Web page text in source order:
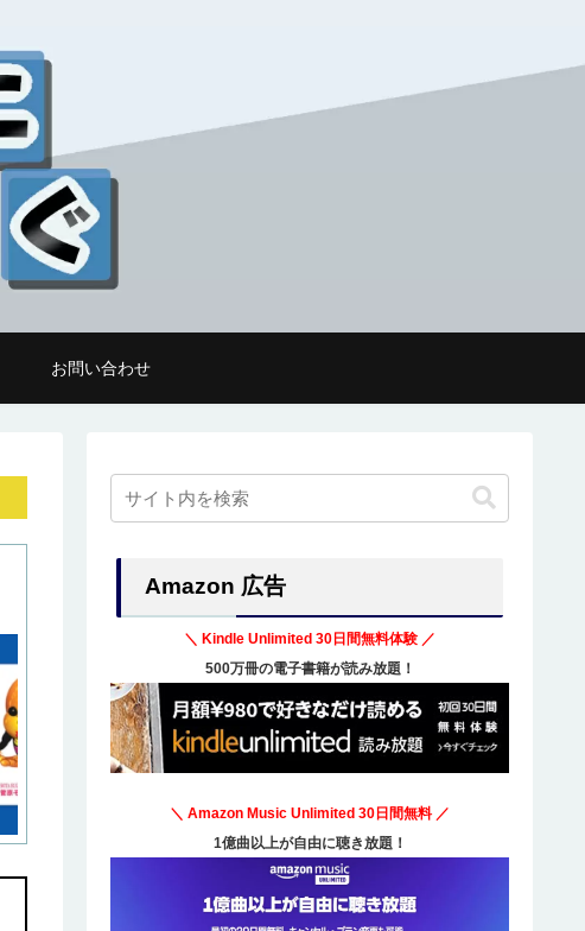
お問い合わせ
Amazon 広告
＼ Kindle Unlimited 30日間無料体験 ／
500万冊の電子書籍が読み放題！
＼ Amazon Music Unlimited 30日間無料 ／
1億曲以上が自由に聴き放題！